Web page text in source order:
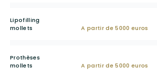
Lipofilling
mollets
A partir de 5000 euros
Prothèses
mollets
A partir de 5000 euros